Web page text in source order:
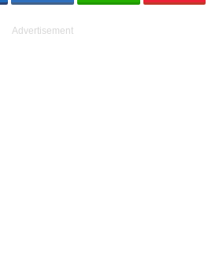
Advertisement